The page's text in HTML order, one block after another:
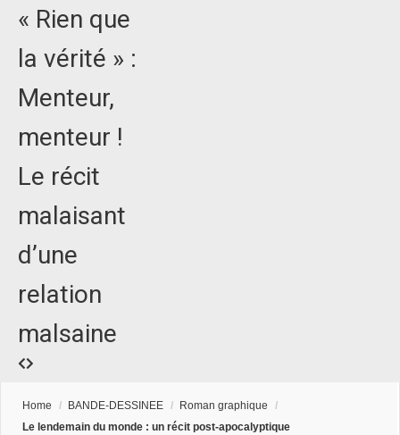
« Rien que
la vérité » :
Menteur,
menteur !
Le récit
malaisant
d’une
relation
malsaine
Home / BANDE-DESSINEE / Roman graphique
/
Le lendemain du monde : un récit post-apocalyptique